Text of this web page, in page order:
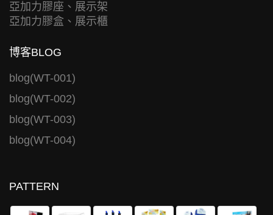
亞加力膠座、展示架
亞加力膠盒、展示櫃
博客BLOG
blog(WT-001)
blog(WT-002)
blog(WT-003)
blog(WT-004)
PATTERN